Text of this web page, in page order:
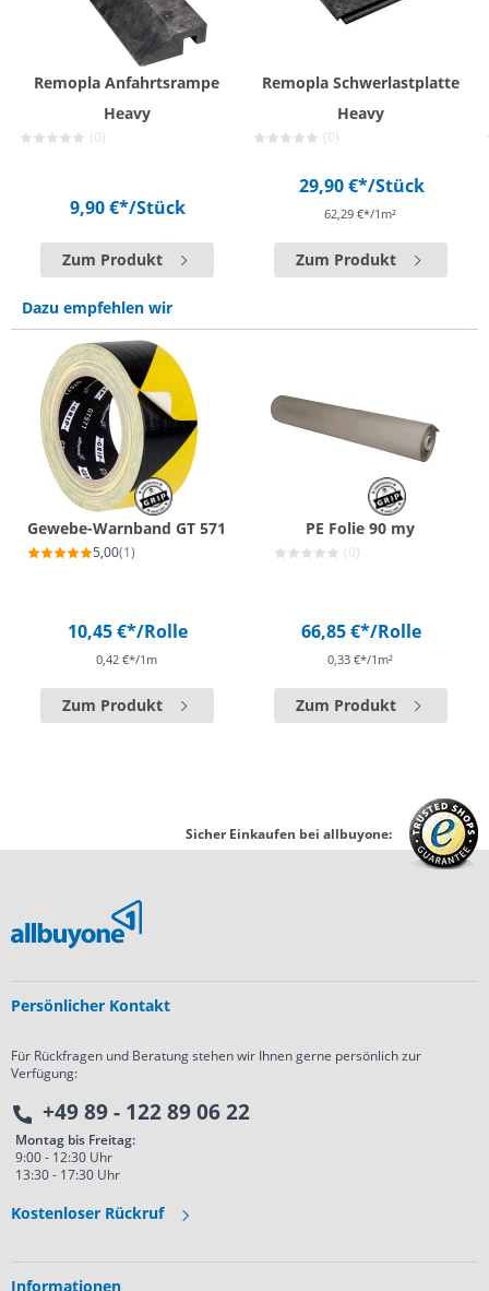
Remopla Anfahrtsrampe
Heavy
(0)
9,90 €*/Stück
Zum Produkt
Remopla Schwerlastplatte
Heavy
(0)
29,90 €*/Stück
62,29 €*/1m²
Zum Produkt
Dazu empfehlen wir
Gewebe-Warnband GT 571
5,00(1)
10,45 €*/Rolle
0,42 €*/1m
Zum Produkt
PE Folie 90 my
(0)
66,85 €*/Rolle
0,33 €*/1m²
Zum Produkt
Sicher Einkaufen bei allbuyone:
Persönlicher Kontakt
Für Rückfragen und Beratung stehen wir Ihnen gerne persönlich zur
Verfügung:
+49 89 - 122 89 06 22
Montag bis Freitag:
9:00 - 12:30 Uhr
13:30 - 17:30 Uhr
Kostenloser Rückruf
Informationen